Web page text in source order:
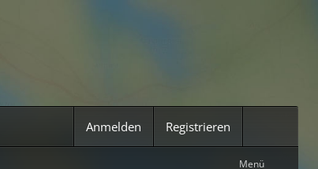
Anmelden Registrieren
Menü